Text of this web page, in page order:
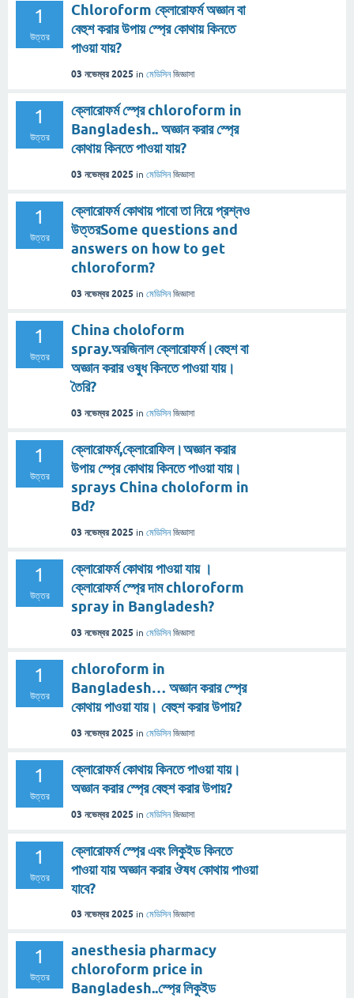
1
উত্তর
Chloroform ক্লোরোফর্ম অজ্ঞান বা
বেহুশ করার উপায় স্প্রে কোথায় কিনতে
পাওয়া যায়?
03 নভেম্বর 2025 in মেডিসিন জিজ্ঞাসা
1
উত্তর
ক্লোরোফর্ম স্প্রে chloroform in
Bangladesh.. অজ্ঞান করার স্প্রে
কোথায় কিনতে পাওয়া যায়?
03 নভেম্বর 2025 in মেডিসিন জিজ্ঞাসা
1
উত্তর
ক্লোরোফর্ম কোথায় পাবো তা নিয়ে প্রশ্নও
উত্তরSome questions and
answers on how to get
chloroform?
03 নভেম্বর 2025 in মেডিসিন জিজ্ঞাসা
1
উত্তর
China choloform
spray.অরজিনাল ক্লোরোফর্ম।বেহুশ বা
অজ্ঞান করার ওষুধ কিনতে পাওয়া যায়।
তৈরি?
03 নভেম্বর 2025 in মেডিসিন জিজ্ঞাসা
1
উত্তর
ক্লোরোফর্ম,ক্লোরোফিল।অজ্ঞান করার
উপায় স্প্রে কোথায় কিনতে পাওয়া যায়।
sprays China choloform in
Bd?
03 নভেম্বর 2025 in মেডিসিন জিজ্ঞাসা
1
উত্তর
ক্লোরোফর্ম কোথায় পাওয়া যায় ।
ক্লোরোফর্ম স্প্রে দাম chloroform
spray in Bangladesh?
03 নভেম্বর 2025 in মেডিসিন জিজ্ঞাসা
1
উত্তর
chloroform in
Bangladesh… অজ্ঞান করার স্প্রে
কোথায় পাওয়া যায়। বেহুশ করার উপায়?
03 নভেম্বর 2025 in মেডিসিন জিজ্ঞাসা
1
উত্তর
ক্লোরোফর্ম কোথায় কিনতে পাওয়া যায়।
অজ্ঞান করার স্প্রে বেহুশ করার উপায়?
03 নভেম্বর 2025 in মেডিসিন জিজ্ঞাসা
1
উত্তর
ক্লোরোফর্ম স্প্রে এবং লিকুইড কিনতে
পাওয়া যায় অজ্ঞান করার ঔষধ কোথায় পাওয়া
যাবে?
03 নভেম্বর 2025 in মেডিসিন জিজ্ঞাসা
1
উত্তর
anesthesia pharmacy
chloroform price in
Bangladesh..স্প্রে লিকুইড